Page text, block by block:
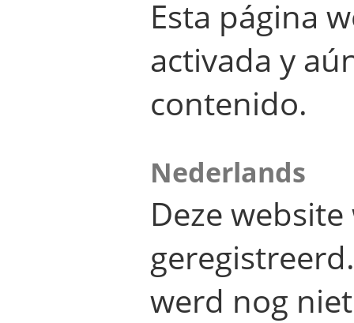
Esta página
activada y
contenido.
Nederlands
Deze
werd nog